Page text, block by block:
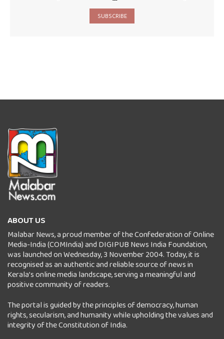
SUBSCRIBE
ABOUT US
Malabar News, a proud member of the Confederation of Online
Media-India (COMIndia) and DIGIPUB News India Foundation,
was launched on Wednesday, 3 November 2004. Today, it is
recognised as an authentic and reliable source of news in
Kerala’s online media landscape, serving a meaningful and
positive community of readers.
The portal is guided by the principles of democracy, human
rights, secularism, and humanity while upholding the values and
integrity of the Constitution of India.